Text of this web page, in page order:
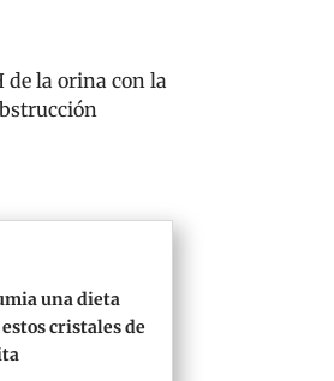
de la orina con la
una dieta
cristales de